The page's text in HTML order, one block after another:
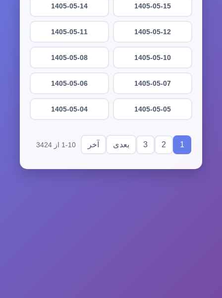
1405-05-15
1405-05-14
1405-05-12
1405-05-11
1405-05-10
1405-05-08
1405-05-07
1405-05-06
1405-05-05
1405-05-04
1
2
3 بعدی آخر 1-10 از 3424